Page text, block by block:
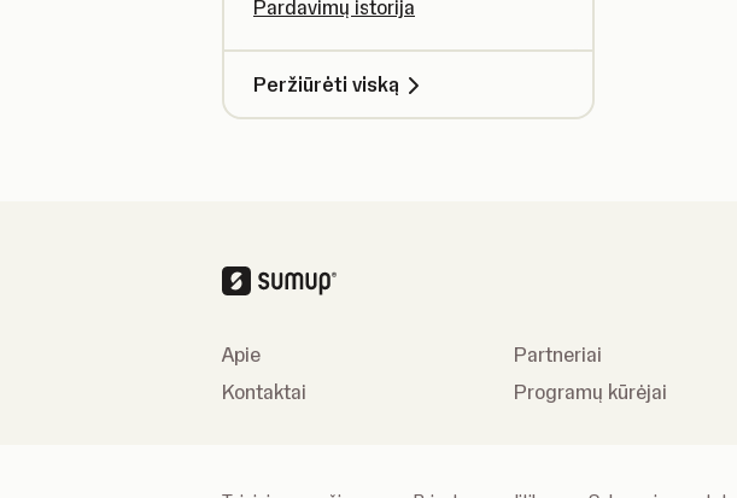
Pardavimų istorija
Peržiūrėti viską
Apie
Kontaktai
Partneriai
Programų kūrėjai